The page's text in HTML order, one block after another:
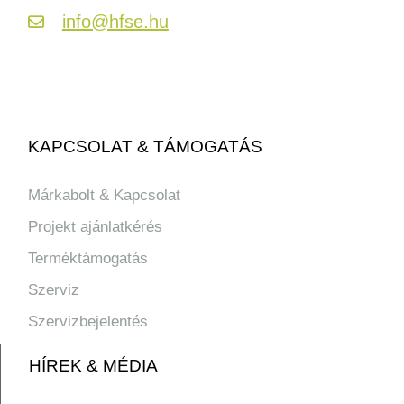
info@hfse.hu
KAPCSOLAT & TÁMOGATÁS
Márkabolt & Kapcsolat
Projekt ajánlatkérés
Terméktámogatás
Szerviz
Szervizbejelentés
HÍREK & MÉDIA